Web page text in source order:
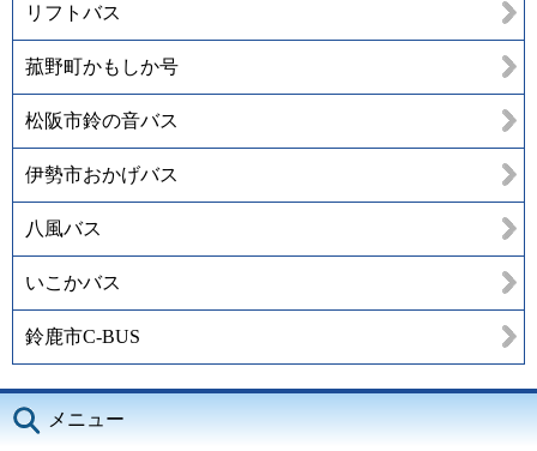
リフトバス
菰野町かもしか号
松阪市鈴の音バス
伊勢市おかげバス
八風バス
いこかバス
鈴鹿市C-BUS
メニュー